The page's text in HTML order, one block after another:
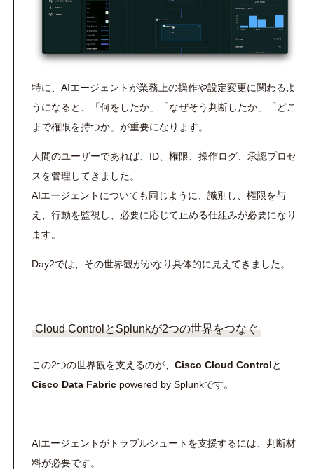
特に、AIエージェントが業務上の操作や設定変更に関わるよ
うになると、「何をしたか」「なぜそう判断したか」「どこ
まで権限を持つか」が重要になります。
人間のユーザーであれば、 ID 、権限、操作ログ、承認プロセ
スを管理してきました。
AIエージェントについても同じように、識別し、権限を与
え、行動を監視し、必要に応じて止める仕組みが必要になり
ます。
Day2では、その世界観がかなり具体的に見えてきました。
Cloud ControlとSplunkが2つの世界をつなぐ
この2つの世界観を支えるのが、 Cisco Cloud Controlと
Cisco Data Fabric powered by Splunkです。
AIエージェントがトラブルシュートを支援するには、判断材
料が必要です。